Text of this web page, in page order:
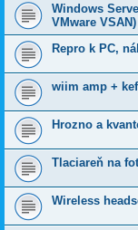
Windows
VMware VSAN)
Repro k PC,
wiim amp +
Hrozno a
Tlaciareň na
Wireless